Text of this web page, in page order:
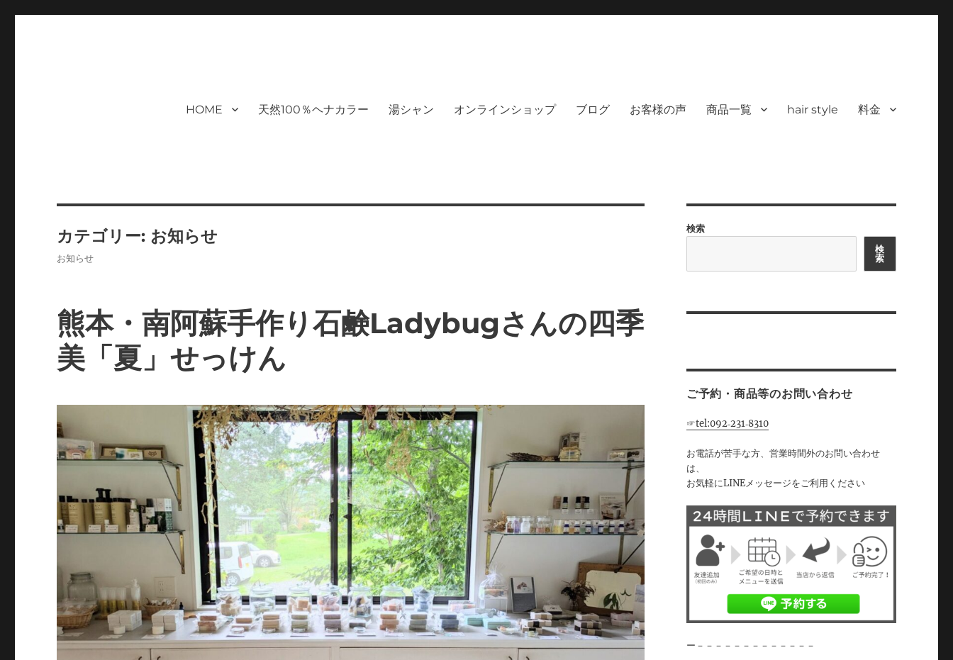
ケアサロン｜オフィシャルサイト｜福岡天神エリアで早朝7時から深夜24時まで営業｜天然100％
HOME 天然100％ヘナカラー 湯シャン オンラインショップ ブログ お客様の声 商品一覧 hair style 料金
カテゴリー: お知らせ
お知らせ
熊本・南阿蘇手作り石鹸Ladybugさんの四季
美「夏」せっけん
検索
検
索
ご予約・商品等のお問い合わせ
☞tel:092‐231‐8310
お電話が苦手な方、営業時間外のお問い合わせ
は、
お気軽にLINEメッセージをご利用ください
ー－－－－－－－－－－－－－